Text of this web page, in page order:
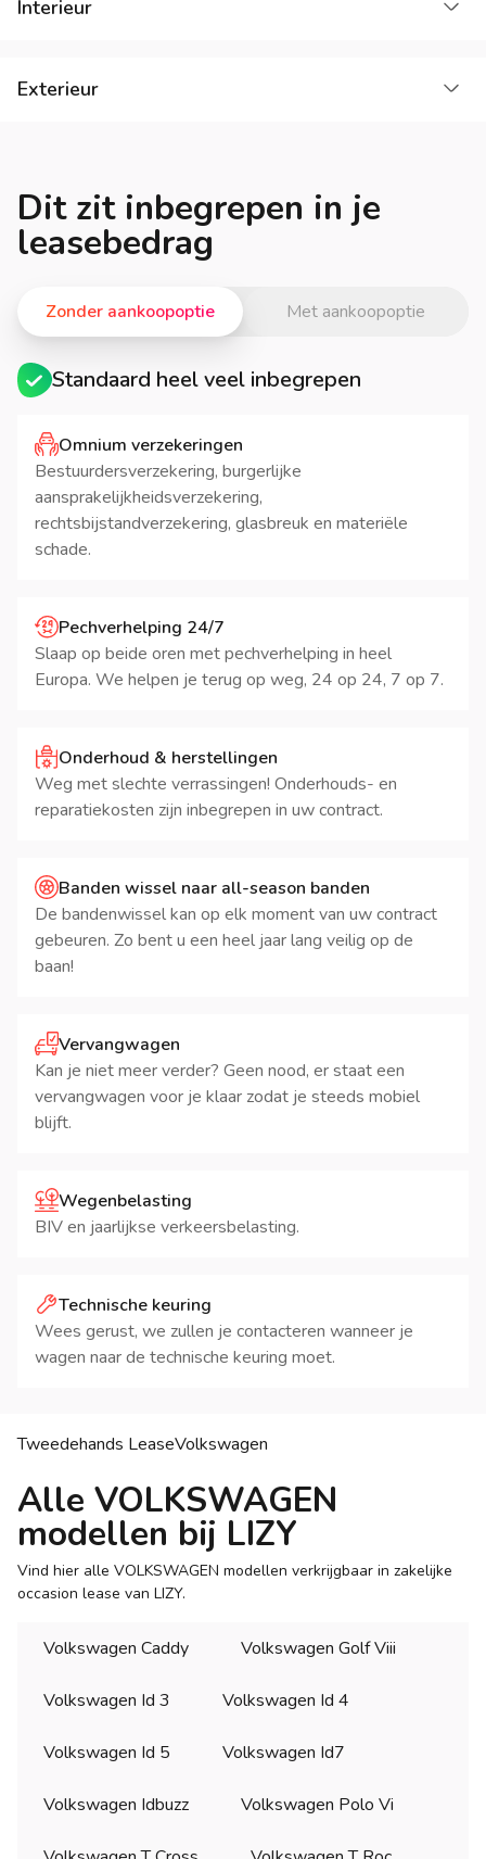
Tweedehands LeaseVolkswagen
Alle VOLKSWAGEN
modellen bij LIZY
Vind hier alle VOLKSWAGEN modellen verkrijgbaar in zakelijke
occasion lease van LIZY.
Volkswagen Caddy Volkswagen Golf Viii
Volkswagen Id 3 Volkswagen Id 4
Volkswagen Id 5 Volkswagen Id7
Volkswagen Idbuzz Volkswagen Polo Vi
Interieur
Exterieur
Dit zit inbegrepen in je
leasebedrag
Met aankoopoptie
Zonder aankoopoptie
Standaard heel veel inbegrepen
Omnium verzekeringen
Bestuurdersverzekering, burgerlijke
aansprakelijkheidsverzekering,
rechtsbijstandverzekering, glasbreuk en materiële
schade.
Pechverhelping 24/7
Slaap op beide oren met pechverhelping in heel
Europa. We helpen je terug op weg, 24 op 24, 7 op 7.
Onderhoud & herstellingen
Weg met slechte verrassingen! Onderhouds- en
reparatiekosten zijn inbegrepen in uw contract.
Banden wissel naar all-season banden
De bandenwissel kan op elk moment van uw contract
gebeuren. Zo bent u een heel jaar lang veilig op de
baan!
Vervangwagen
Kan je niet meer verder? Geen nood, er staat een
vervangwagen voor je klaar zodat je steeds mobiel
blijft.
Wegenbelasting
BIV en jaarlijkse verkeersbelasting.
Technische keuring
Wees gerust, we zullen je contacteren wanneer je
wagen naar de technische keuring moet.